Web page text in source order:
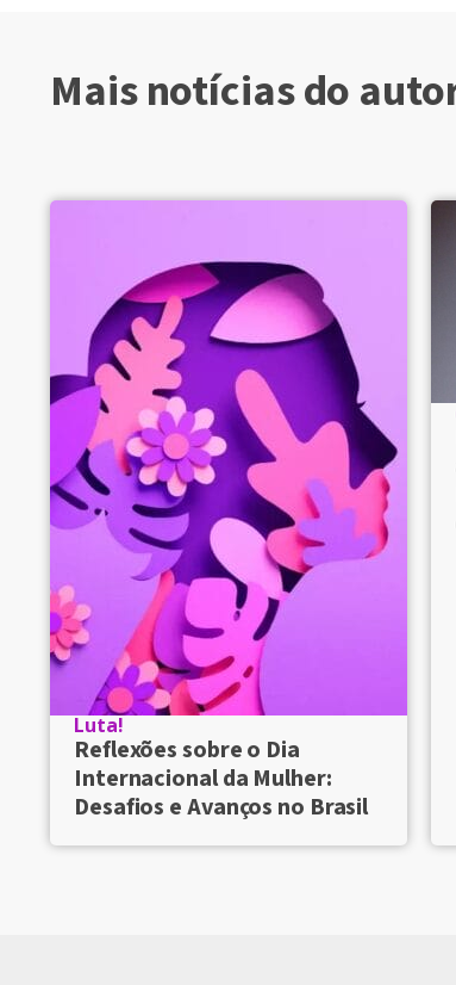
Mais notícias do
Luta!
Reflexões sobre o Dia
Internacional da Mulher:
Desafios e Avanços no Brasil